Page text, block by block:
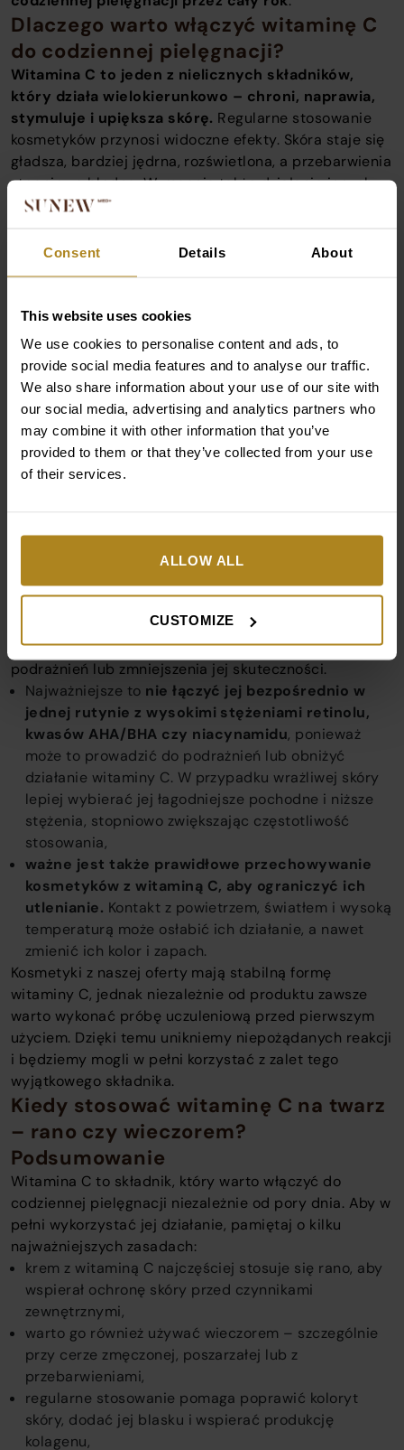
Consent Details About
This website uses cookies
We use cookies to personalise content and ads, to
provide social media features and to analyse our traffic.
We also share information about your use of our site with
our social media, advertising and analytics partners who
may combine it with other information that you’ve
provided to them or that they’ve collected from your use
of their services.
ALLOW ALL
CUSTOMIZE
Dlaczego warto włączyć witaminę C
do codziennej pielęgnacji?
Witamina C to jeden z nielicznych składników,
który działa wielokierunkowo – chroni, naprawia,
stymuluje i upiększa skórę. Regularne stosowanie
kosmetyków przynosi widoczne efekty. Skóra staje się
gładsza, bardziej jędrna, rozświetlona, a przebarwienia
stopniowo bledną. Wzmacnia także działanie innych
kosmetyków, szczególnie filtrów przeciwsłonecznych,
Jej stosowanie to inwestycja w zdrowy wygląd cery na
wiekiem. Co więcej,efekty stosowania witaminy C
można zauważyć już po kilku tygodniach, a przy
długofalowej pielęgnacji zyskujemy trwałe
korzyści
. To sprawia, że dla wielu osób witamina C
staje się fundamentem pielęgnacji, obok SPF i
nawilżania.
Warto zaznaczyć, że wprowadzając witaminę C do
pielęgnacji skóry twarzy, może zastosować również
jak działa żel rozpuszczający naskórek
stosowaniu witaminy C?
Choć kosmetyki z witaminą C są bezpieczne, warto
znać podstawowe zasady ich stosowania, aby uniknąć
podrażnień lub zmniejszenia jej skuteczności.
Najważniejsze to nie łączyć jej bezpośrednio w
jednej rutynie z wysokimi stężeniami retinolu,
kwasów AHA/BHA czy niacynamidu, ponieważ
może to prowadzić do podrażnień lub obniżyć
działanie witaminy C. W przypadku wrażliwej skóry
lepiej wybierać jej łagodniejsze pochodne i niższe
stężenia, stopniowo zwiększając częstotliwość
stosowania,
ważne jest także prawidłowe przechowywanie
kosmetyków z witaminą C, aby ograniczyć ich
utlenianie. Kontakt z powietrzem, światłem i wysoką
temperaturą może osłabić ich działanie, a nawet
zmienić ich kolor i zapach.
Kosmetyki z naszej oferty mają stabilną formę
witaminy C, jednak niezależnie od produktu zawsze
warto wykonać próbę uczuleniową przed pierwszym
użyciem. Dzięki temu unikniemy niepożądanych reakcji
i będziemy mogli w pełni korzystać z zalet tego
wyjątkowego składnika.
Kiedy stosować witaminę C na twarz
– rano czy wieczorem?
Podsumowanie
Witamina C to składnik, który warto włączyć do
codziennej pielęgnacji niezależnie od pory dnia. Aby w
pełni wykorzystać jej działanie, pamiętaj o kilku
najważniejszych zasadach:
krem z witaminą C najczęściej stosuje się rano, aby
wspierał ochronę skóry przed czynnikami
zewnętrznymi,
warto go również używać wieczorem – szczególnie
przy cerze zmęczonej, poszarzałej lub z
przebarwieniami,
regularne stosowanie pomaga poprawić koloryt
skóry, dodać jej blasku i wspierać produkcję
kolagenu,